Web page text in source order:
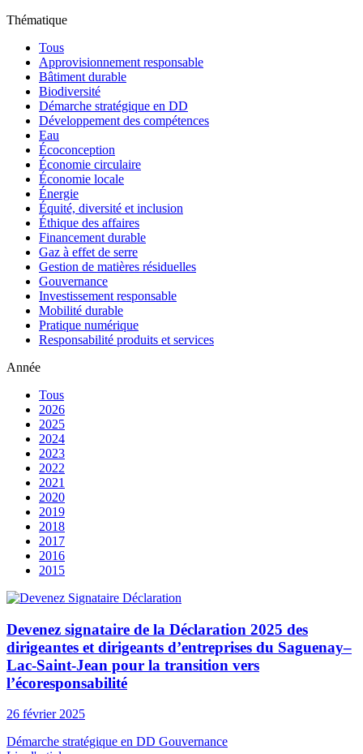
Thématique
Tous
Approvisionnement responsable
Bâtiment durable
Biodiversité
Démarche stratégique en DD
Développement des compétences
Eau
Écoconception
Économie circulaire
Économie locale
Énergie
Équité, diversité et inclusion
Éthique des affaires
Financement durable
Gaz à effet de serre
Gestion de matières résiduelles
Gouvernance
Investissement responsable
Mobilité durable
Pratique numérique
Responsabilité produits et services
Année
Tous
2026
2025
2024
2023
2022
2021
2020
2019
2018
2017
2016
2015
Devenez signataire de la Déclaration 2025 des
dirigeantes et dirigeants d’entreprises du Saguenay–
Lac-Saint-Jean pour la transition vers
l’écoresponsabilité
26 février 2025
Démarche stratégique en DD Gouvernance